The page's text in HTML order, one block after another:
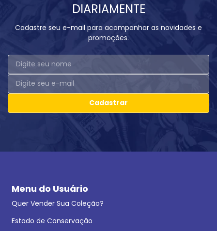
DIARIAMENTE
Cadastre seu e-mail para acompanhar as novidades e
promoções.
Cadastrar
Menu do Usuário
Quer Vender Sua Coleção?
Estado de Conservação